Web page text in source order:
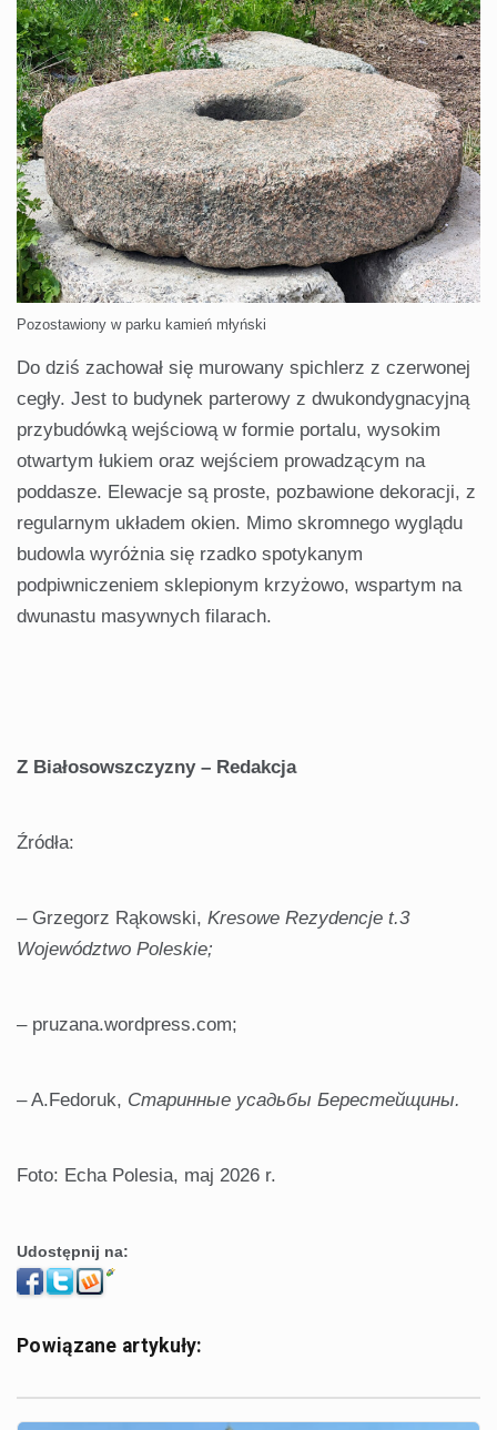
Pozostawiony w parku kamień młyński
Do dziś zachował się murowany spichlerz z czerwonej
cegły. Jest to budynek parterowy z dwukondygnacyjną
przybudówką wejściową w formie portalu, wysokim
otwartym łukiem oraz wejściem prowadzącym na
poddasze. Elewacje są proste, pozbawione dekoracji, z
regularnym układem okien. Mimo skromnego wyglądu
budowla wyróżnia się rzadko spotykanym
podpiwniczeniem sklepionym krzyżowo, wspartym na
dwunastu masywnych filarach.
Z Białosowszczyzny – Redakcja
Źródła:
– Grzegorz Rąkowski, Kresowe Rezydencje t.3
Województwo Poleskie;
– pruzana.wordpress.com;
– A.Fedoruk, Старинные усадьбы Берестейщины.
Foto: Echa Polesia, maj 2026 r.
Udostępnij na:
Powiązane artykuły: